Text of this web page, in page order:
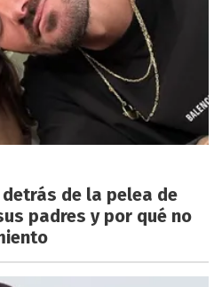
de la pelea de
padres y por qué no